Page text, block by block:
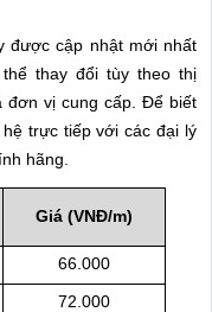
được cập nhật mới nhất
thay đổi tùy theo thị
đơn vị cung cấp. Để biết
trực tiếp với các đại lý
hãng.
Giá (VNĐ/m)
66.000
72.000